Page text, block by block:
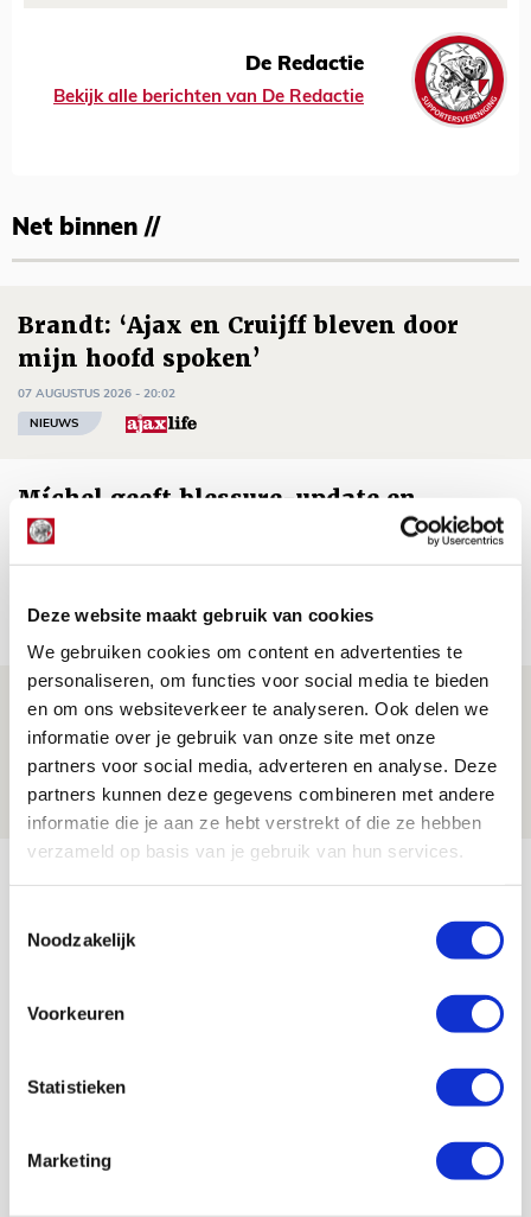
Deze website maakt gebruik van cookies
We gebruiken cookies om content en advertenties te
personaliseren, om functies voor social media te bieden
en om ons websiteverkeer te analyseren. Ook delen we
informatie over je gebruik van onze site met onze
partners voor social media, adverteren en analyse. Deze
partners kunnen deze gegevens combineren met andere
informatie die je aan ze hebt verstrekt of die ze hebben
verzameld op basis van je gebruik van hun services.
Noodzakelijk
Voorkeuren
Statistieken
Marketing
De Redactie
Bekijk alle berichten van De Redactie
Net binnen //
Brandt: ‘Ajax en Cruijff bleven door
mijn hoofd spoken’
07 AUGUSTUS 2026 - 20:02
NIEUWS
Míchel geeft blessure-update en
spreekt over Godts, Baas en
aanwinsten
Volop enthousiasme in fotoverslag van
Europees treffen met Shelbourne
07 AUGUSTUS 2026 - 09:00
FOTOVERSLAG
Bekijk meer
AUG
11